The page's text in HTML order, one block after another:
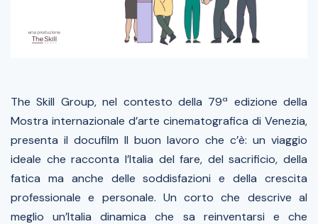
The Skill Group, nel contesto della 79ª edizione della
Mostra internazionale d’arte cinematografica di Venezia,
presenta il docufilm Il buon lavoro che c’è: un viaggio
ideale che racconta l’Italia del fare, del sacrificio, della
fatica ma anche delle soddisfazioni e della crescita
professionale e personale. Un corto che descrive al
meglio un’Italia dinamica che sa reinventarsi e che